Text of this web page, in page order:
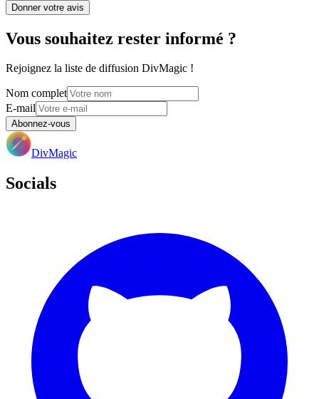
Donner votre avis
Vous souhaitez rester informé ?
Rejoignez la liste de diffusion DivMagic !
Nom complet
E-mail
Abonnez-vous
DivMagic
Socials